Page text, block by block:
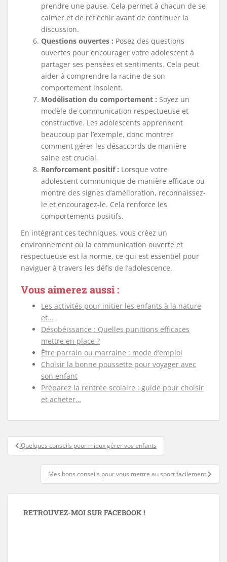
prendre une pause. Cela permet à chacun de se
calmer et de réfléchir avant de continuer la
discussion.
Questions ouvertes : Posez des questions
ouvertes pour encourager votre adolescent à
partager ses pensées et sentiments. Cela peut
aider à comprendre la racine de son
comportement insolent.
Modélisation du comportement : Soyez un
modèle de communication respectueuse et
constructive. Les adolescents apprennent
beaucoup par l’exemple, donc montrer
comment gérer les désaccords de manière
saine est crucial.
Renforcement positif : Lorsque votre
adolescent communique de manière efficace ou
montre des signes d’amélioration, reconnaissez-
le et encouragez-le. Cela renforce les
comportements positifs.
En intégrant ces techniques, vous créez un
environnement où la communication ouverte et
respectueuse est la norme, ce qui est essentiel pour
naviguer à travers les défis de l’adolescence.
Vous aimerez aussi :
Les activités pour initier les enfants à la nature
et…
Désobéissance : Quelles punitions efficaces
mettre en place ?
Être parrain ou marraine : mode d’emploi
Choisir la bonne poussette pour voyager avec
son enfant
Préparez la rentrée scolaire : guide pour choisir
et acheter…
Navigation
de
l’article
Quelques conseils pour mieux gérer vos enfants
Mes bons conseils pour vous mettre au sport facilement
RETROUVEZ-MOI SUR FACEBOOK !